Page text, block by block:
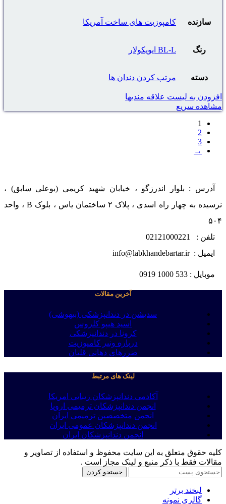
سازنده کامپوزیت های ساخت آمریکا
رنگ BL-L ایویکولار
دسته مرتب کردن دندان ها
افزودن به لیست علاقه مندیها
مشاهده سریع
1
2
3
→
آدرس : بلوار اندرزگو ، خیابان شهید کریمی (بوعلی سابق) ،
نرسیده به چهار راه اسدی ، پلاک ۲ ساختمان یاس ، بلوک B ، واحد
۵۰۴
تلفن : 02121000221
ایمیل : info@labkhandebartar.ir
موبایل : 533 1000 0919
آخرین مقالات
سدیشن در دندانپزشکی (بیهوشی)
اسید هیپو کلروس
کرونا در دندانپزشکی
درباره ونیر کامپوزیت
ضررهای دهانی قلیان
لینک های مرتبط
آکادمی دندانپزشکان زیبایی امریکا
انجمن دندانپزشکان ترمیمی اروپا
انجمن متخصصین ترمیمی ایران
انجمن دندانپزشکان عمومی ایران
انجمن دندانپزشکان ایران
کلیه حقوق متعلق به این سایت محفوظ و استفاده از تصاویر و
مقالات فقط با ذکر منبع و لینک مجاز است .
جستجو کردن
لبخند برتر
گالری نمونه